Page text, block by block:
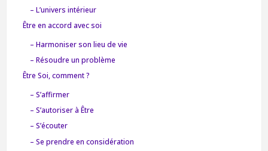
– L’univers intérieur
Être en accord avec soi
– Harmoniser son lieu de vie
– Résoudre un problème
Être Soi, comment ?
– S’affirmer
– S’autoriser à Être
– S’écouter
– Se prendre en considération